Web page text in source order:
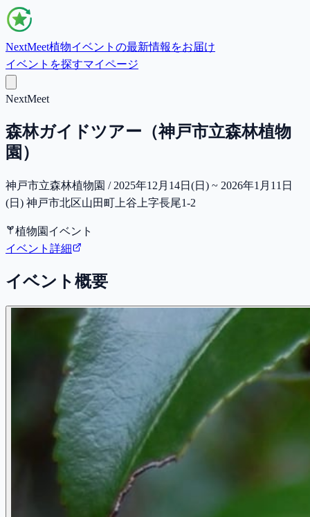
NextMeet植物イベントの最新情報をお届け
イベントを探すマイページ
NextMeet
森林ガイドツアー（神戸市立森林植物
園）
神戸市立森林植物園 / 2025年12月14日(日) ~ 2026年1月11日
(日) 神戸市北区山田町上谷上字長尾1-2
植物園イベント
イベント詳細
イベント概要